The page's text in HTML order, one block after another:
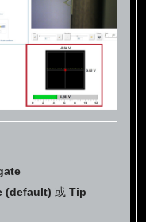
(default) 或Tip